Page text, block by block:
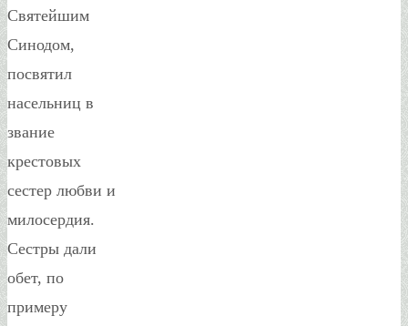
Святейшим
Синодом,
посвятил
насельниц в
звание
крестовых
сестер любви и
милосердия.
Сестры дали
обет, по
примеру